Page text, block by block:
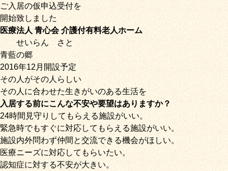
ご入居の仮申込受付を
開始致しました
医療法人 青心会 介護付有料老人ホーム
せいらんさと
青藍の郷
2016年12月開設予定
その人がその人らしい
その人に合わせた生きがいのある生活を
入居する前にこんな不安や要望はありますか？
24時間見守りしてもらえる施設がいい。
緊急時でもすぐに対応してもらえる施設がいい。
施設内外問わず仲間と交流できる機会がほしい。
医療ニーズに対応してもらいたい。
認知症に対する不安が大きい。